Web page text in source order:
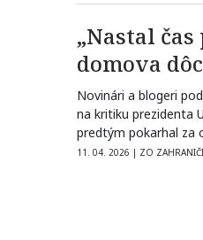
„Nastal
domova
Novinári a blogeri
na kritiku prezidenta
predtým pokarhal
11. 04. 2026 | ZO